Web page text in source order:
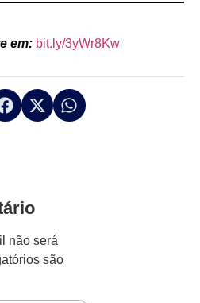
em: bit.ly/3yWr8Kw
não será
são